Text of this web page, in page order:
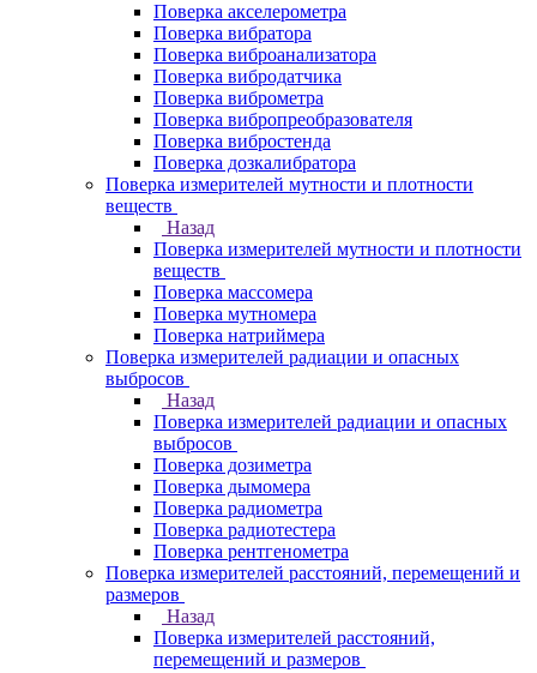
Поверка акселерометра
Поверка вибратора
Поверка виброанализатора
Поверка вибродатчика
Поверка виброметра
Поверка вибропреобразователя
Поверка вибростенда
Поверка дозкалибратора
Поверка измерителей мутности и плотности
веществ
Назад
Поверка измерителей мутности и плотности
веществ
Поверка массомера
Поверка мутномера
Поверка натриймера
Поверка измерителей радиации и опасных
выбросов
Назад
Поверка измерителей радиации и опасных
выбросов
Поверка дозиметра
Поверка дымомера
Поверка радиометра
Поверка радиотестера
Поверка рентгенометра
Поверка измерителей расстояний, перемещений и
размеров
Назад
Поверка измерителей расстояний,
перемещений и размеров